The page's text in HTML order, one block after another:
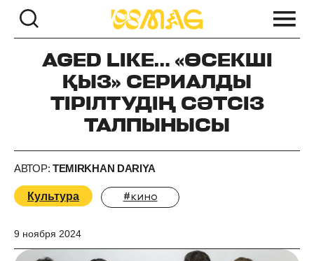
AGED LIKE… «ӨСЕКШІ
ҚЫЗ» CЕРИАЛДЫ
ТІРІЛТУДІҢ СӘТСІЗ
ТАЛПЫНЫСЫ
АВТОР: TEMIRKHAN DARIYA
Культура #кино
9 ноября 2024